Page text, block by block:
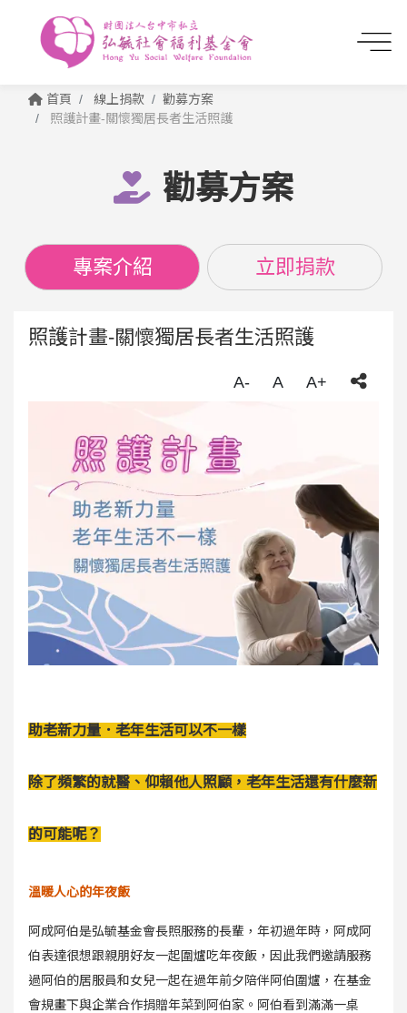
首頁 線上捐款
勸募方案
照護計畫-關懷獨居長者生活照護
勸募方案
專案介紹 立即捐款
照護計畫-關懷獨居長者生活照護
A- A A+
助老新力量 ．老年生活可以不一樣
除了頻繁的就醫、仰賴他人照顧，老年生活還有什麼新
的可能呢？
溫暖人心的年夜飯
阿成阿伯是弘毓基金會長照服務的長輩，年初過年時，阿成阿
伯表達很想跟親朋好友一起圍爐吃年夜飯，因此我們邀請服務
過阿伯的居服員和女兒一起在過年前夕陪伴阿伯圍爐，在基金
會規畫下與企業合作捐贈年菜到阿伯家。阿伯看到滿滿一桌